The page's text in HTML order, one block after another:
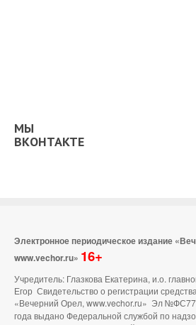
МЫ
ВКОНТАКТЕ
Электронное периодическое издание
www.vechor.ru» 16+
Учредитель: Глазкова Екатерина, и.о.
Егор Свидетельство о регистрации
«Вечерний Орел, www.vechor.ru» Эл
года выдано Федеральной службой по